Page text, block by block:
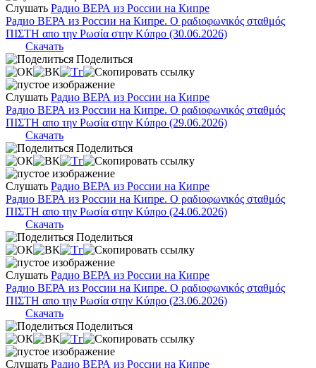
Слушать Радио ВЕРА из России на Кипре
Радио ВЕРА из России на Кипре. Ο ραδιοφωνικός σταθμός
ΠΙΣΤΗ απο την Ρωσία στην Κύπρο (30.06.2026)
Скачать
Поделиться
Слушать Радио ВЕРА из России на Кипре
Радио ВЕРА из России на Кипре. Ο ραδιοφωνικός σταθμός
ΠΙΣΤΗ απο την Ρωσία στην Κύπρο (29.06.2026)
Скачать
Поделиться
Слушать Радио ВЕРА из России на Кипре
Радио ВЕРА из России на Кипре. Ο ραδιοφωνικός σταθμός
ΠΙΣΤΗ απο την Ρωσία στην Κύπρο (24.06.2026)
Скачать
Поделиться
Слушать Радио ВЕРА из России на Кипре
Радио ВЕРА из России на Кипре. Ο ραδιοφωνικός σταθμός
ΠΙΣΤΗ απο την Ρωσία στην Κύπρο (23.06.2026)
Скачать
Поделиться
Слушать Радио ВЕРА из России на Кипре